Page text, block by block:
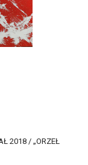
2018 / „ORZEŁ